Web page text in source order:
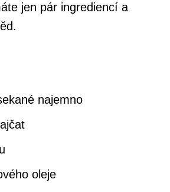
jen pár ingrediencí a
najemno
oleje